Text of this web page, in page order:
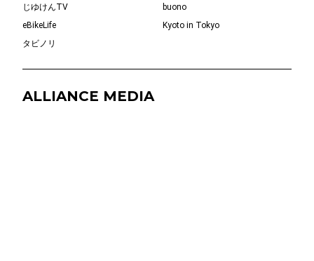
じゆけんTV
buono
eBikeLife
Kyoto in Tokyo
タビノリ
ALLIANCE MEDIA